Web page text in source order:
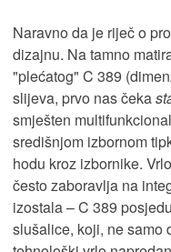
Naravno da je riječ o
dizajnu. Na tamno
"plećatog" C 389
slijeva, prvo nas čeka
smješten
središnjom izbornom
hodu kroz izbornike.
često zaboravlja na
izostala – C 389
slušalice, koji, ne samo